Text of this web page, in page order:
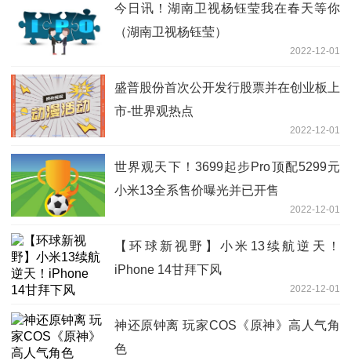
今日讯！湖南卫视杨钰莹我在春天等你
（湖南卫视杨钰莹）
2022-12-01
盛普股份首次公开发行股票并在创业板上
市-世界观热点
2022-12-01
世界观天下！3699起步Pro顶配5299元
小米13全系售价曝光并已开售
2022-12-01
【环球新视野】小米13续航逆天！
iPhone 14甘拜下风
2022-12-01
神还原钟离 玩家COS《原神》高人气角
色